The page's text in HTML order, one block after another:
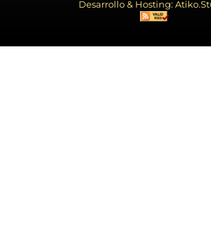
Desarrollo & Hosting: